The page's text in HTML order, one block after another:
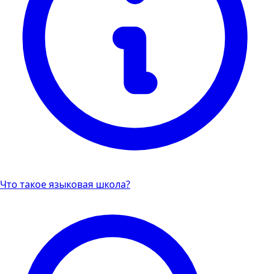
Что такое языковая школа?